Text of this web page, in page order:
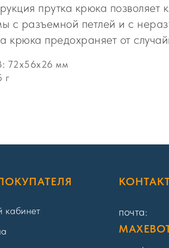
прутка крюка позволяет
с разъемной петлей и с
крюка предохраняет от
72x56x26 мм
г
кабинет
почта: